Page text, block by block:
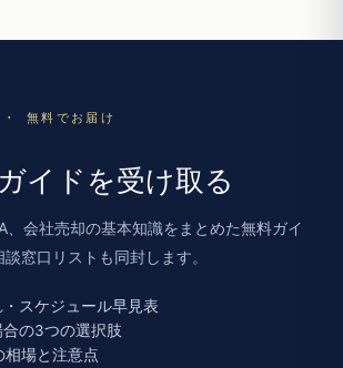
無料でお届け
イドを受け取る
、会社売却の基本知識をまとめた無料ガイ
窓口リストも同封します。
スケジュール早見表
の3つの選択肢
相場と注意点